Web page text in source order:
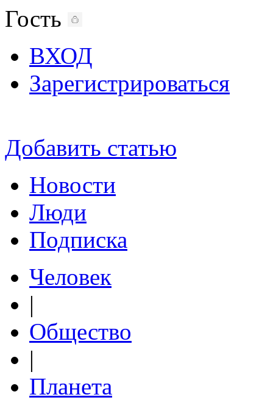
Гость
ВХОД
Зарегистрироваться
Добавить статью
Новости
Люди
Подписка
Человек
|
Общество
|
Планета